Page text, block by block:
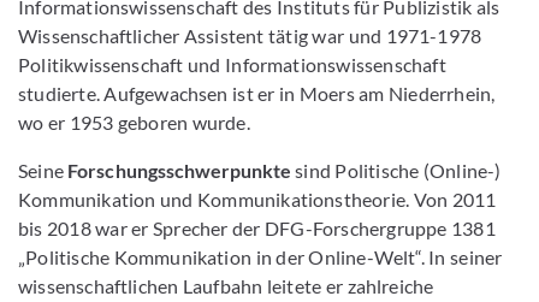
Informationswissenschaft des Instituts für Publizistik als
Wissenschaftlicher Assistent tätig war und 1971-1978
Politikwissenschaft und Informationswissenschaft
studierte. Aufgewachsen ist er in Moers am Niederrhein,
wo er 1953 geboren wurde.
Seine Forschungsschwerpunkte sind Politische (Online-)
Kommunikation und Kommunikationstheorie. Von 2011
bis 2018 war er Sprecher der DFG-Forschergruppe 1381
„Politische Kommunikation in der Online-Welt“. In seiner
wissenschaftlichen Laufbahn leitete er zahlreiche